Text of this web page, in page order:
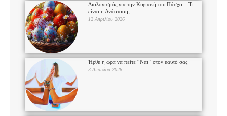
Διαλογισμός για την Κυριακή του Πάσχα – Τι
είναι η Ανάσταση;
12 Απριλίου 2026
Ήρθε η ώρα να πείτε “Ναι” στον εαυτό σας
3 Απριλίου 2026